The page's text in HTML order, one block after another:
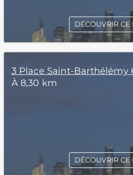
DÉCOUVRIR CE
3 Place Saint-Barthélémy
À 8,30 km
DÉCOUVRIR CE